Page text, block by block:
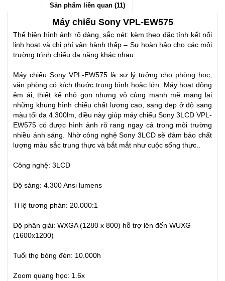
Sản phẩm liên quan (11)
Máy chiếu Sony VPL-EW575
Thể hiện hình ảnh rõ dàng, sắc nét: kèm theo đặc tính kết nối
linh hoạt và chi phí vận hành thấp – Sự hoàn hảo cho các môi
trường trình chiếu đa năng khác nhau.
Máy chiếu Sony VPL-EW575 là sự lý tưởng cho phòng học,
văn phòng có kích thước trung bình hoặc lớn. Máy hoạt động
êm ái, thiết kế nhỏ gọn nhưng vô cùng mạnh mẽ mang lại
những khung hình chiếu chất lượng cao, sang đẹp ở độ sang
màu tối đa 4.300lm, điều này giúp máy chiếu Sony 3LCD VPL-
EW575 có được hình ảnh rõ rang ngay cả trong môi trường
nhiều ánh sáng. Nhờ công nghệ Sony 3LCD sẽ đảm bảo chất
lượng màu sắc trung thực và bắt mắt như cuộc sống thực..
Công nghệ: 3LCD
Độ sáng: 4.300 Ansi lumens
Tỉ lệ tương phản: 20.000:1
Độ phân giải: WXGA (1280 x 800) hỗ trợ lên đến WUXG
(1600x1200)
Tuổi thọ bóng đèn: 10.000h
Zoom quang học: 1.6x